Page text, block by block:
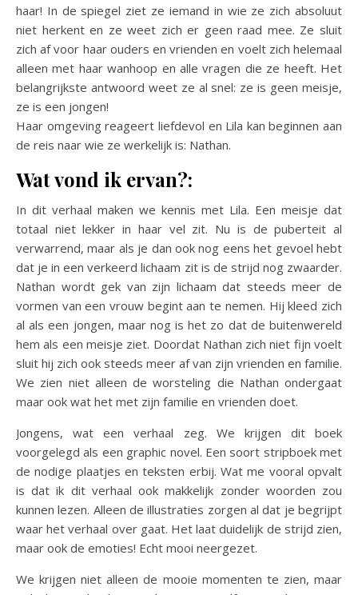
haar! In de spiegel ziet ze iemand in wie ze zich absoluut
niet herkent en ze weet zich er geen raad mee. Ze sluit
zich af voor haar ouders en vrienden en voelt zich helemaal
alleen met haar wanhoop en alle vragen die ze heeft. Het
belangrijkste antwoord weet ze al snel: ze is geen meisje,
ze is een jongen!
Haar omgeving reageert liefdevol en Lila kan beginnen aan
de reis naar wie ze werkelijk is: Nathan.
Wat vond ik ervan?:
In dit verhaal maken we kennis met Lila. Een meisje dat
totaal niet lekker in haar vel zit. Nu is de puberteit al
verwarrend, maar als je dan ook nog eens het gevoel hebt
dat je in een verkeerd lichaam zit is de strijd nog zwaarder.
Nathan wordt gek van zijn lichaam dat steeds meer de
vormen van een vrouw begint aan te nemen. Hij kleed zich
al als een jongen, maar nog is het zo dat de buitenwereld
hem als een meisje ziet. Doordat Nathan zich niet fijn voelt
sluit hij zich ook steeds meer af van zijn vrienden en familie.
We zien niet alleen de worsteling die Nathan ondergaat
maar ook wat het met zijn familie en vrienden doet.
Jongens, wat een verhaal zeg. We krijgen dit boek
voorgelegd als een graphic novel. Een soort stripboek met
de nodige plaatjes en teksten erbij. Wat me vooral opvalt
is dat ik dit verhaal ook makkelijk zonder woorden zou
kunnen lezen. Alleen de illustraties zorgen al dat je begrijpt
waar het verhaal over gaat. Het laat duidelijk de strijd zien,
maar ook de emoties! Echt mooi neergezet.
We krijgen niet alleen de mooie momenten te zien, maar